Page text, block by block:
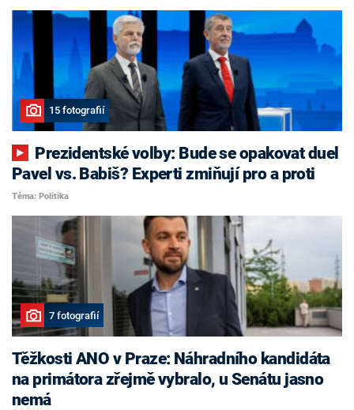
15 fotografií
Pavel vs. Babiš? Experti zmiňují pro a proti
Téma: Politika
7 fotografií
Těžkosti ANO v Praze: Náhradního kandidáta
na primátora zřejmě vybralo, u Senátu jasno
nemá